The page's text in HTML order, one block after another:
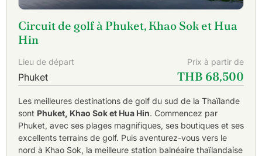
Circuit de golf à Phuket, Khao Sok et Hua
Hin
Lieu de départ Prix à partir de
Phuket THB 68,500
Les meilleures destinations de golf du sud de la Thaïlande
sont Phuket, Khao Sok et Hua Hin. Commencez par
Phuket, avec ses plages magnifiques, ses boutiques et ses
excellents terrains de golf. Puis aventurez-vous vers le
nord à Khao Sok, la meilleure station balnéaire thaïlandaise